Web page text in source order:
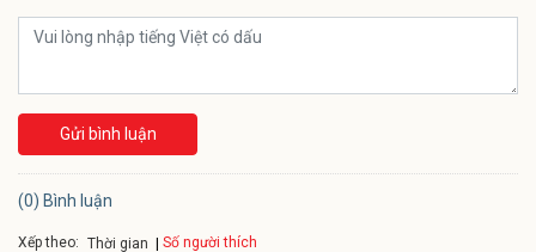
Gửi bình luận
(0) Bình luận
Xếp theo: Thời gian Số người thích